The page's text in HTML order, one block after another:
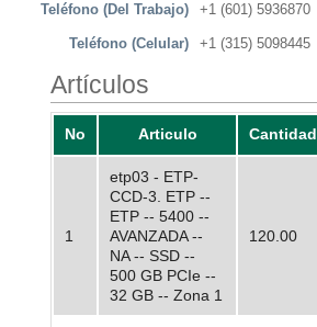
Teléfono (Del Trabajo)
+1 (601) 5936870
Teléfono (Celular) +1 (315) 5098445
Artículos
No Articulo Cantidad
1
etp03 - ETP-
CCD-3. ETP --
ETP -- 5400 --
AVANZADA --
NA -- SSD --
500 GB PCIe --
32 GB -- Zona 1
120.00